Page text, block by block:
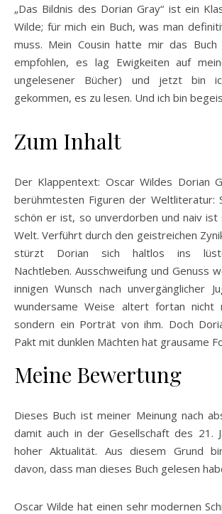
„Das Bildnis des Dorian Gray“ ist ein
Wilde; für mich ein Buch, was man
muss. Mein Cousin hatte mir das
empfohlen, es lag Ewigkeiten auf
ungelesener Bücher) und jetzt bin
gekommen, es zu lesen. Und ich bin
Zum Inhalt
Der Klappentext: Oscar Wildes Dorian
berühmtesten Figuren der Weltliteratur:
schön er ist, so unverdorben und naiv ist
Welt. Verführt durch den geistreichen
stürzt Dorian sich haltlos ins
Nachtleben. Ausschweifung und Genuss
innigen Wunsch nach unvergänglicher
wundersame Weise altert fortan
sondern ein Porträt von ihm. Doch
Pakt mit dunklen Mächten hat grausame
Meine Bewertung
Dieses Buch ist meiner Meinung nach
damit auch in der Gesellschaft des 21.
hoher Aktualität. Aus diesem Grund
davon, dass man dieses Buch gelesen
Oscar Wilde hat einen sehr modernen